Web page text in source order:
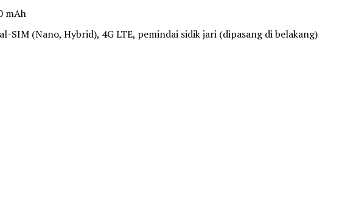
mAh
SIM (Nano, Hybrid), 4G LTE, pemindai sidik jari (dipasang di belakang)